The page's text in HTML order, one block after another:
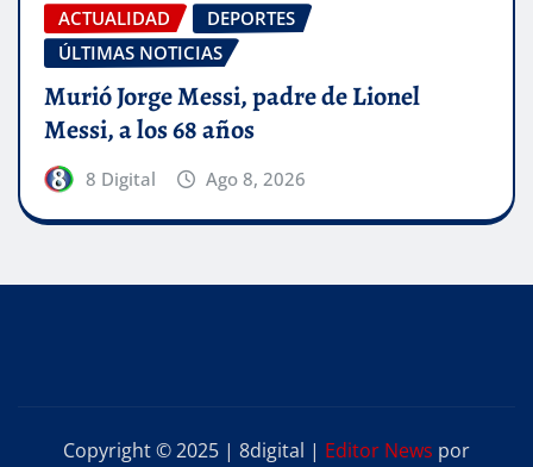
ACTUALIDAD
DEPORTES
ÚLTIMAS NOTICIAS
Murió Jorge Messi, padre de Lionel
Messi, a los 68 años
8 Digital Ago 8, 2026
Copyright © 2025 | 8digital | Editor News por